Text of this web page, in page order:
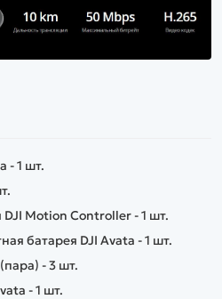
- 1 шт.
Motion Controller - 1 шт.
батарея DJI Avata - 1 шт.
- 3 шт.
- 1 шт.